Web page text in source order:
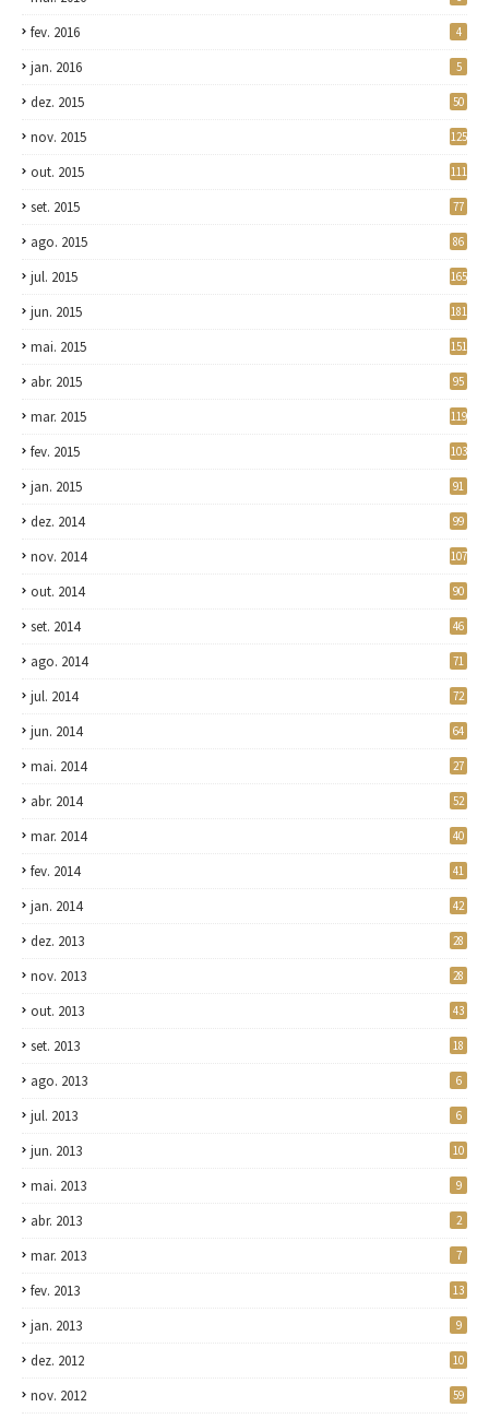
fev. 2016 4
jan. 2016 5
dez. 2015 50
nov. 2015 125
out. 2015 111
set. 2015 77
ago. 2015 86
jul. 2015 165
jun. 2015 181
mai. 2015 151
abr. 2015 95
mar. 2015 119
fev. 2015 103
jan. 2015 91
dez. 2014 99
nov. 2014 107
out. 2014 90
set. 2014 46
ago. 2014 71
jul. 2014 72
jun. 2014 64
mai. 2014 27
abr. 2014 52
mar. 2014 40
fev. 2014 41
jan. 2014 42
dez. 2013 28
nov. 2013 28
out. 2013 43
set. 2013 18
ago. 2013 6
jul. 2013 6
jun. 2013 10
mai. 2013 9
abr. 2013 2
mar. 2013 7
fev. 2013 13
jan. 2013 9
dez. 2012 10
nov. 2012 59